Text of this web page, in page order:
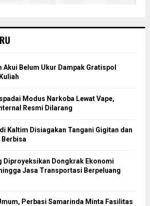
Akui Belum Ukur Dampak Gratispol
Modus Narkoba Lewat Vape,
Resmi Dilarang
Kaltim Disiagakan Tangani Gigitan dan
Berbisa
Diproyeksikan Dongkrak Ekonomi
Jasa Transportasi Berpeluang
Perbasi Samarinda Minta Fasilitas